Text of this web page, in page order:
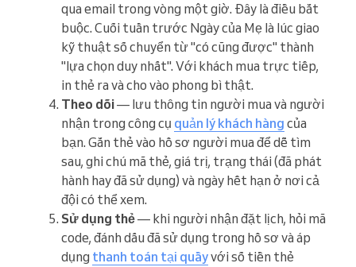
qua email trong vòng một giờ. Đây là điều bắt
buộc. Cuối tuần trước Ngày của Mẹ là lúc giao
kỹ thuật số chuyển từ "có cũng được" thành
"lựa chọn duy nhất". Với khách mua trực tiếp,
in thẻ ra và cho vào phong bì thật.
Theo dõi— lưu thông tin người mua và người
nhận trong công cụ quản lý khách hàng của
bạn. Gắn thẻ vào hồ sơ người mua để dễ tìm
sau, ghi chú mã thẻ, giá trị, trạng thái (đã phát
hành hay đã sử dụng) và ngày hết hạn ở nơi cả
đội có thể xem.
Sử dụng thẻ— khi người nhận đặt lịch, hỏi mã
code, đánh dấu đã sử dụng trong hồ sơ và áp
dụng thanh toán tại quầyvới số tiền thẻ